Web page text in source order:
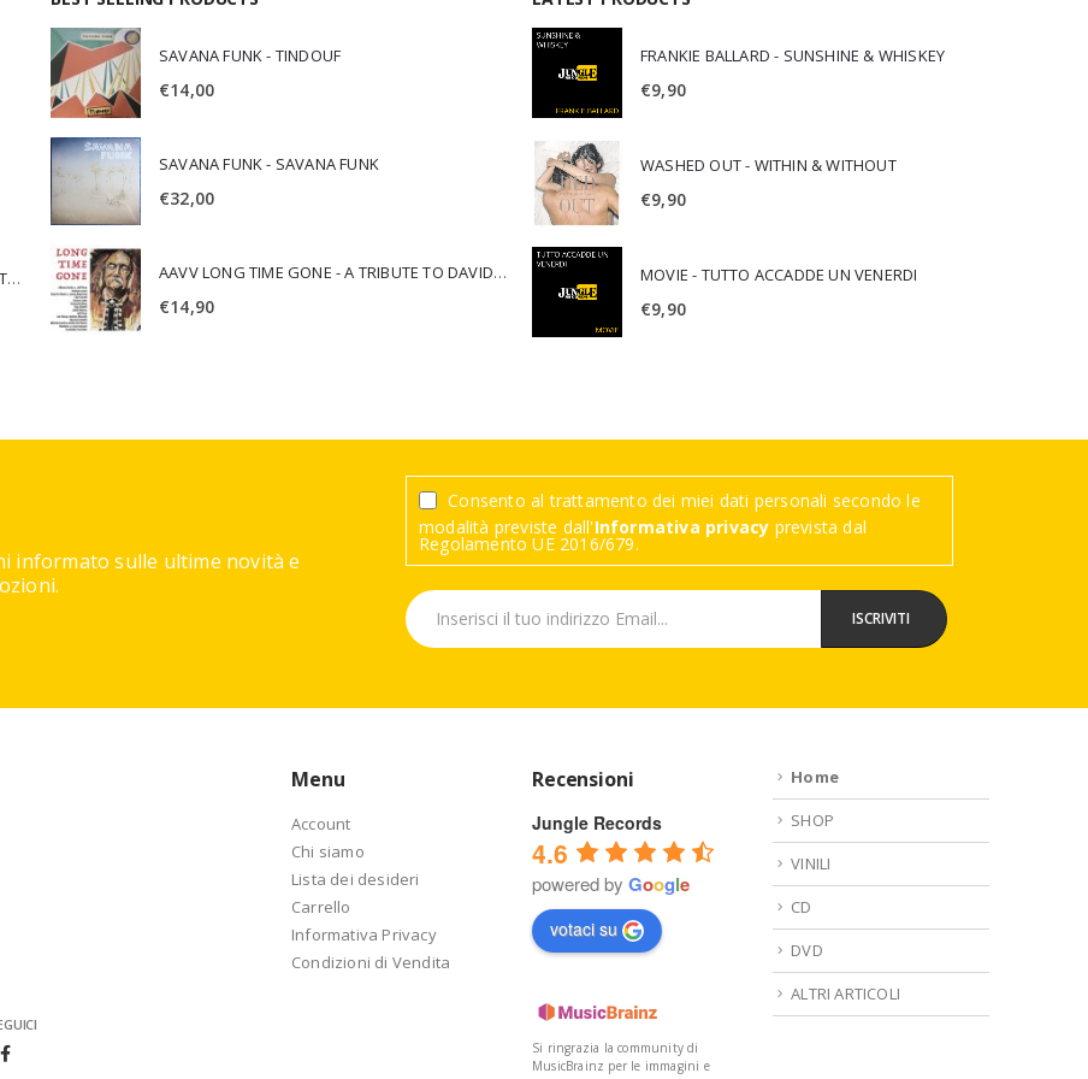
CAMISASCA JURI & ROSARIO DI BELLA - SPIRITUALITY
SAVANA FUNK - TINDOUF
€14,00
SAVANA FUNK - SAVANA FUNK
€32,00
AAVV LONG TIME GONE - A TRIBUTE TO DAVID CROSBY
€14,90
FRANKIE BALLARD - SUNSHINE & WHISKEY
€9,90
WASHED OUT - WITHIN & WITHOUT
€9,90
MOVIE - TUTTO ACCADDE UN VENERDI
€9,90
informato sulle ultime novità e
Consento al trattamento dei miei dati personali secondo le
modalità previste dall'Informativa privacy prevista dal
Regolamento UE 2016/679.
Menu
Account
Chi siamo
Lista dei desideri
Carrello
Informativa Privacy
Condizioni di Vendita
Recensioni
Jungle Records
4.6
powered by Google
votaci su
Si ringrazia la community di
MusicBrainz per le immagini e
Home
SHOP
VINILI
CD
DVD
ALTRI ARTICOLI